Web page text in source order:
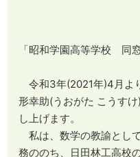
「昭和学園高等学校 同
令和3年(2021年)4月よ
形幸助(うおがた こうす
し上げます。
私は、数学の教諭とし
務ののち、日田林工高校